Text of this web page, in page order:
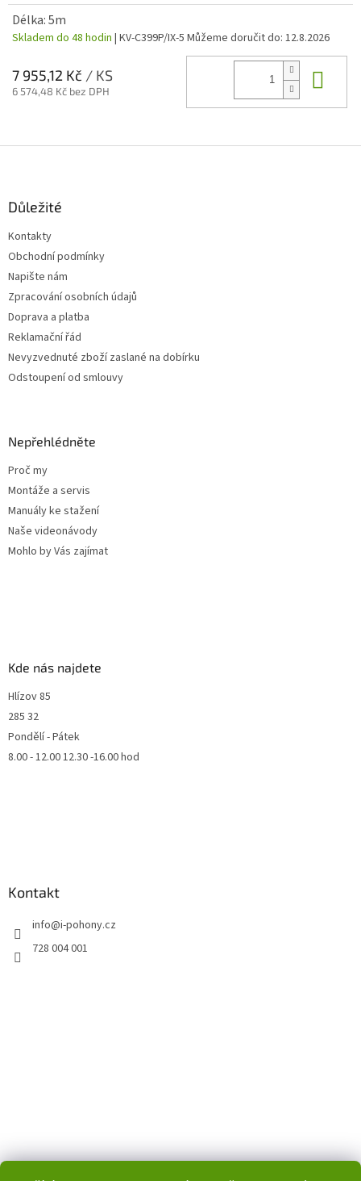
Délka: 5m
Skladem do 48 hodin | KV-C399P/IX-5 Můžeme doručit do: 12.8.2026
7 955,12 Kč / KS
6 574,48 Kč bez DPH
Důležité
Kontakty
Obchodní podmínky
Napište nám
Zpracování osobních údajů
Doprava a platba
Reklamační řád
Nevyzvednuté zboží zaslané na dobírku
Odstoupení od smlouvy
Nepřehlédněte
Proč my
Montáže a servis
Manuály ke stažení
Naše videonávody
Mohlo by Vás zajímat
Kde nás najdete
Hlízov 85
285 32
Pondělí - Pátek
8.00 - 12.00 12.30 -16.00 hod
Kontakt
info@i-pohony.cz
728 004 001